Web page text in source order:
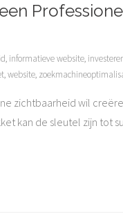
, informatieve website,
,website,
zichtbaarheid wil
kan de sleutel zijn tot